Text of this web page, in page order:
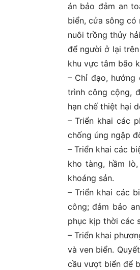
án bảo đảm an
biển, cửa sông
nuôi trồng thủy
để người ở lại
khu vực tâm bão
– Chỉ đạo,
trình công cộng,
hạn chế thiệt hại
– Triển khai các
chống úng ngập
– Triển khai các
kho tàng, hầm
khoáng sản.
– Triển khai các
công; đảm bảo
phục kịp thời các
– Triển khai
và ven biển.
cầu vượt biển để